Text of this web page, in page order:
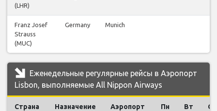
(LHR)
Franz Josef
Strauss
(MUC)
Germany Munich
Еженедельные регулярные рейсы в Аэропорт
Lisbon, выполняемые All Nippon Airways
Страна Назначение Аэропорт Пн Вт Ср